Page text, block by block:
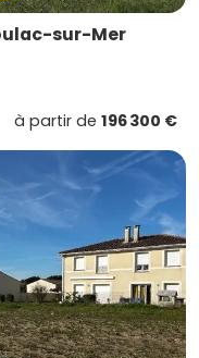
sur-Mer
à partir de 196 300 €